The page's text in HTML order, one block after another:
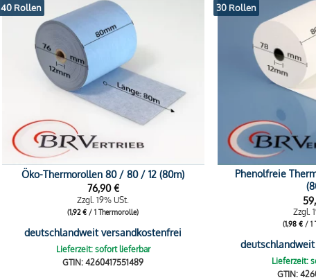
40 Rollen
Öko-Thermorollen 80 / 80 / 12 (80m)
76,90€
Zzgl. 19% USt.
(1,92€ / 1 Thermorolle)
deutschlandweit versandkostenfrei
Lieferzeit: sofort lieferbar
GTIN: 4260417551489
30 Rollen
Phenolfreie
Zzgl.
(1,98€ / 1
Lieferzeit:
GTIN: